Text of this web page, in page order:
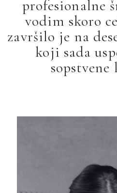
profesionalne
vodim skoro
završilo je na
koji sada